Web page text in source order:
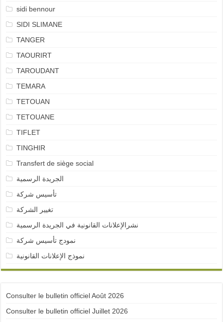
sidi bennour
SIDI SLIMANE
TANGER
TAOURIRT
TAROUDANT
TEMARA
TETOUAN
TETOUANE
TIFLET
TINGHIR
Transfert de siège social
الجريدة الرسمية
تأسيس شركة
تغيير الشركة
نشرالإعلانات القانونية في الجريدة الرسمية
نمودج تأسيس شركة
نموذج الإعلانات القانونية
Consulter le bulletin officiel Août 2026
Consulter le bulletin officiel Juillet 2026